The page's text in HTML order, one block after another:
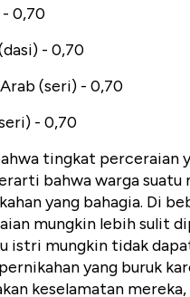
0,70
- 0,70
(seri) - 0,70
- 0,70
tingkat perceraian
bahwa warga suatu
yang bahagia. Di
mungkin lebih sulit
istri mungkin tidak
yang buruk
keselamatan mereka,